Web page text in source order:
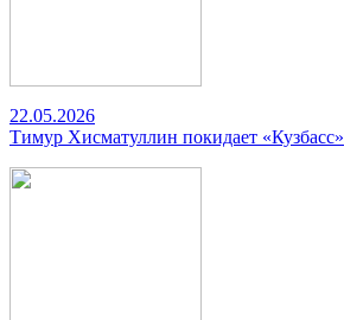
22.05.2026
Тимур Хисматуллин покидает «Кузбасс»